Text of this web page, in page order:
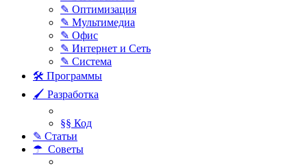
✎ Оптимизация
✎ Мультимедиа
✎ Офис
✎ Интернет и Сеть
✎ Система
🛠 Программы
🖌 Разработка
§§ Код
✎ Статьи
☂ Советы